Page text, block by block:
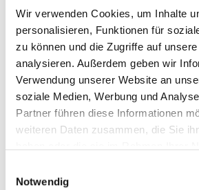
Wir verwenden Cookies, um Inhalte
personalisieren, Funktionen für
zu können und die Zugriffe auf
analysieren. Außerdem geben wir
Verwendung unserer Website an
soziale Medien, Werbung und
Partner führen diese Informationen
weiteren Daten zusammen, die Sie
Notwendig
Broschürheftung
Bestellung per Telefon bereits
ab € 7,-
bitte jetzt anfragen